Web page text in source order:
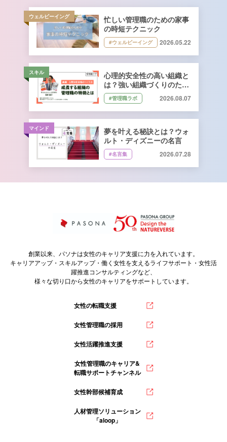
ウェルビーイング
忙しい管理職のための家事
の時短テクニック
#ウェルビーイング 2026.05.22
スキル
心理的安全性の高い組織と
は？強い組織づくりのため
に管理職ができること｜石
井遼介さん監修
#管理職ラボ 2026.08.07
マインド
夢を叶える秘訣とは？ウォ
ルト・ディズニーの名言
#名言集 2026.07.28
創業以来、パソナは女性のキャリア支援に力を入れています。
キャリアアップ・スキルアップ・働く女性を支えるライフサポート・女性活
躍推進コンサルティングなど、
様々な切り口から女性のキャリアをサポートしています。
女性の転職支援
女性管理職の採用
女性活躍推進支援
女性管理職のキャリア&
転職サポートチャンネル
女性幹部候補育成
人材管理ソリューション
「aloop」